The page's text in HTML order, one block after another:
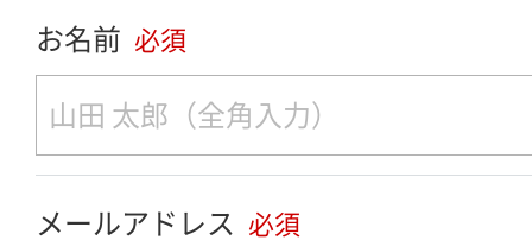
お名前 必須
メールアドレス 必須